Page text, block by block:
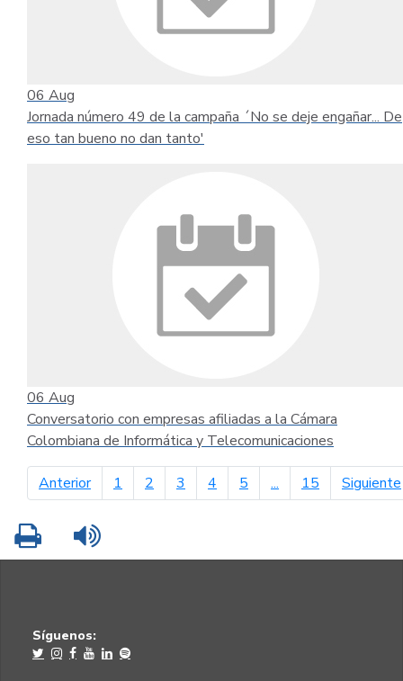
06 Aug
Jornada número 49 de la campaña ´No se deje engañar... De
eso tan bueno no dan tanto'
06 Aug
Conversatorio con empresas afiliadas a la Cámara
Colombiana de Informática y Telecomunicaciones
Anteriorpágina anterior
1 2 3 4 5 ... 15 Siguiente
Imprimir
Síguenos: